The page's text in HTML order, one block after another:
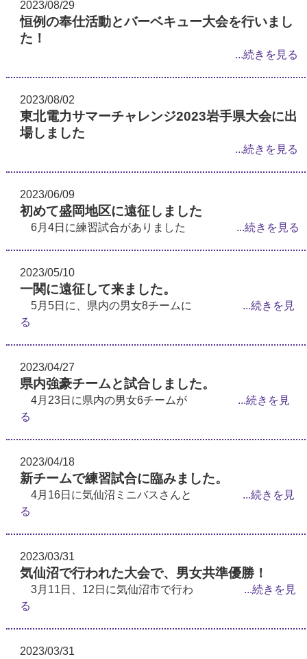
2023/08/29
恒例の奉仕活動とバーベキュー大会を行いまし
た！
...続きを見る
2023/08/02
東北電力サマーチャレンジ2023岩手県大会に出
場しました
...続きを見る
2023/06/09
初めて盛岡地区に遠征しました
6月4日に練習試合がありました ...続きを見る
2023/05/10
一関に遠征して来ました。
5月5日に、県内の男女8チームに
...続きを見
る
2023/04/27
県内強豪チームと試合しました。
4月23日に県内の男女6チームが
...続きを見
る
2023/04/18
新チームで練習試合に臨みました。
4月16日に気仙沼ミニバスさんと
...続きを見
る
2023/03/31
気仙沼で行われた大会で、男女共準優勝！
3月11日、12日に気仙沼市で行わ
...続きを見
る
2023/03/31